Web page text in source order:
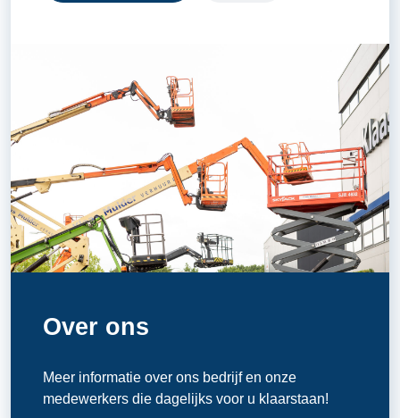
Over ons
Meer informatie over ons bedrijf en onze
medewerkers die dagelijks voor u klaarstaan!